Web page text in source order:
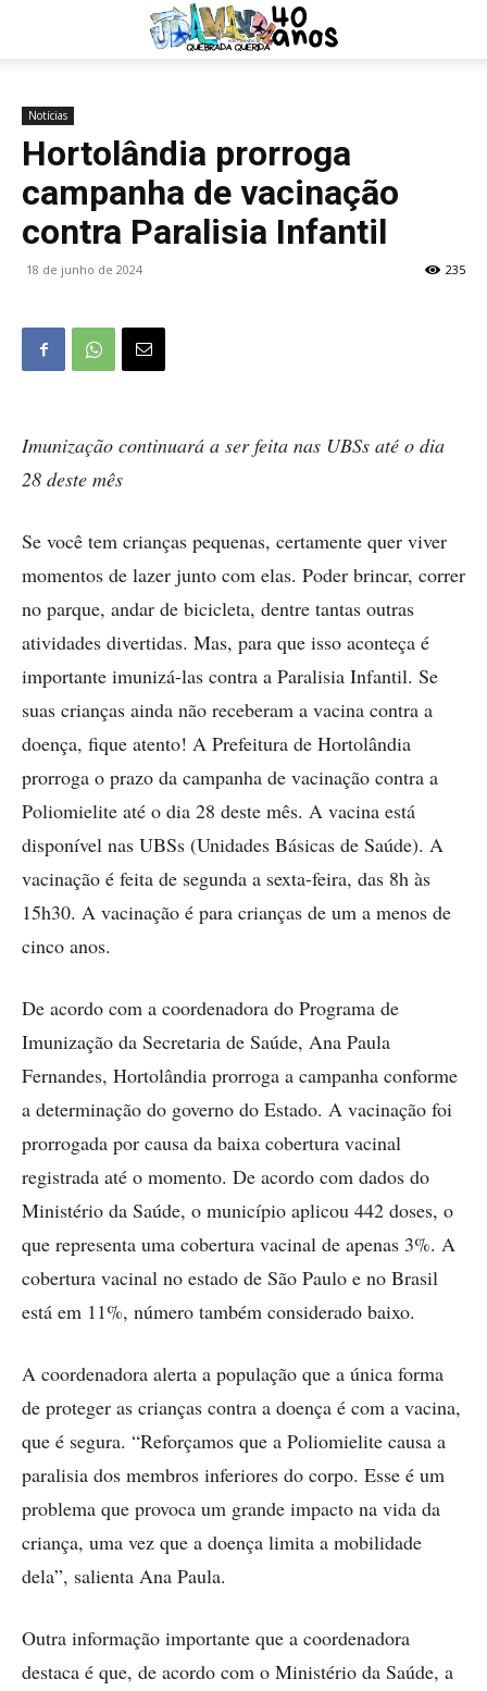
Notícias
Hortolândia prorroga
campanha de vacinação
contra Paralisia Infantil
18 de junho de 2024 235
Imunização continuará a ser feita nas UBSs até o dia
28 deste mês
Se você tem crianças pequenas, certamente quer viver
momentos de lazer junto com elas. Poder brincar, correr
no parque, andar de bicicleta, dentre tantas outras
atividades divertidas. Mas, para que isso aconteça é
importante imunizá-las contra a Paralisia Infantil. Se
suas crianças ainda não receberam a vacina contra a
doença, fique atento! A Prefeitura de Hortolândia
prorroga o prazo da campanha de vacinação contra a
Poliomielite até o dia 28 deste mês. A vacina está
disponível nas UBSs (Unidades Básicas de Saúde). A
vacinação é feita de segunda a sexta-feira, das 8h às
15h30. A vacinação é para crianças de um a menos de
cinco anos.
De acordo com a coordenadora do Programa de
Imunização da Secretaria de Saúde, Ana Paula
Fernandes, Hortolândia prorroga a campanha conforme
a determinação do governo do Estado. A vacinação foi
prorrogada por causa da baixa cobertura vacinal
registrada até o momento. De acordo com dados do
Ministério da Saúde, o município aplicou 442 doses, o
que representa uma cobertura vacinal de apenas 3%. A
cobertura vacinal no estado de São Paulo e no Brasil
está em 11%, número também considerado baixo.
A coordenadora alerta a população que a única forma
de proteger as crianças contra a doença é com a vacina,
que é segura. “Reforçamos que a Poliomielite causa a
paralisia dos membros inferiores do corpo. Esse é um
problema que provoca um grande impacto na vida da
criança, uma vez que a doença limita a mobilidade
dela”, salienta Ana Paula.
Outra informação importante que a coordenadora
destaca é que, de acordo com o Ministério da Saúde, a